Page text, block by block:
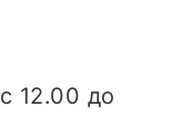
с 12.00 до